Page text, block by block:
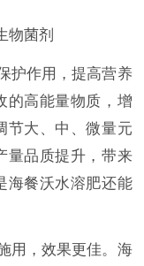
物菌剂
护作用，提高营养
的高能量物质，增
节大、中、微量元
量品质提升，带来
海餐沃水溶肥还能
用，效果更佳。海